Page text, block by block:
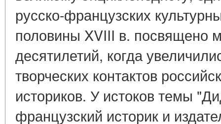
русско-французских
половины XVIII в. посвящено
десятилетий, когда
творческих контактов
историков. У истоков темы
французский историк и